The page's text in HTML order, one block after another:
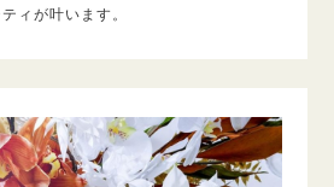
ィが叶います。